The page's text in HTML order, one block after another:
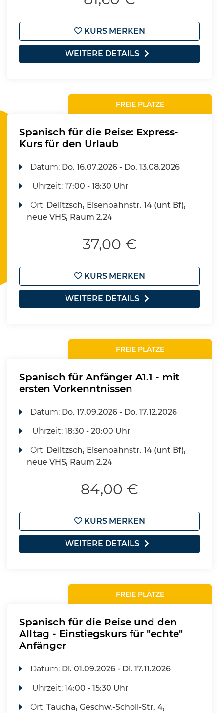
KURS MERKEN
WEITERE DETAILS
FREIE PLÄTZE
Spanisch für die Reise: Express-
Kurs für den Urlaub
Datum: Do. 16.07.2026 - Do. 13.08.2026
Uhrzeit:17:00 - 18:30 Uhr
Ort: Delitzsch, Eisenbahnstr. 14 (unt Bf),
neue VHS, Raum 2.24
37,00 €
KURS MERKEN
WEITERE DETAILS
FREIE PLÄTZE
Spanisch für Anfänger A1.1 - mit
ersten Vorkenntnissen
Datum: Do. 17.09.2026 - Do. 17.12.2026
Uhrzeit:18:30 - 20:00 Uhr
Ort: Delitzsch, Eisenbahnstr. 14 (unt Bf),
neue VHS, Raum 2.24
84,00 €
KURS MERKEN
WEITERE DETAILS
FREIE PLÄTZE
Spanisch für die Reise und den
Alltag - Einstiegskurs für "echte"
Anfänger
Datum: Di. 01.09.2026 - Di. 17.11.2026
Uhrzeit:14:00 - 15:30 Uhr
Ort:Taucha, Geschw.-Scholl-Str. 4,